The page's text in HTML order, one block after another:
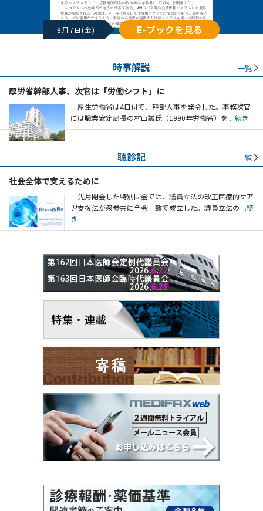
8月7日(金) E-ブックを見る
時事解説 一覧
厚労省幹部人事、次官は「労働シフト」に
厚生労働省は4日付で、幹部人事を発令した。事務次官
には職業安定局長の村山誠氏（1990年労働省）を ...続き
聴診記 一覧
社会全体で支えるために
先月閉会した特別国会では、議員立法の改正医療的ケア
児支援法が衆参共に全会一致で成立した。議員立法の ...続
き